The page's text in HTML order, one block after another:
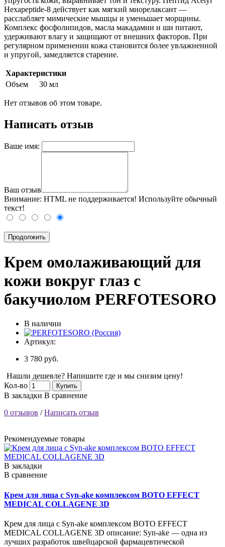
Hexapeptide-8 действует как мягкий миорелаксант —
расслабляет мимические мышцы и уменьшает морщины.
Комплекс фосфолипидов, масла макадамии и ши питают,
удерживают влагу и защищают от внешних факторов. При
регулярном применении кожа становится более увлажненной
и упругой, замедляется старение.
Характеристики
Объем
30 мл
Нет отзывов об этом товаре.
Написать отзыв
Ваше имя:
Ваш отзыв
Внимание: HTML не поддерживается! Используйте обычный
текст!
Продолжить
Крем омолаживающий для
кожи вокруг глаз с
бакучиолом PERFOTESORO
В наличии
Артикул:
3 780 руб.
Нашли дешевле? Напишите где и мы снизим цену!
Кол-во
Купить
В закладки В сравнение
0 отзывов /Написать отзыв
Рекомендуемые товары
В закладки
В сравнение
Крем для лица с Syn-ake комплексом BOTO EFFECT
MEDICAL COLLAGENE 3D
Крем для лица с Syn-ake комплексом BOTO EFFECT
MEDICAL COLLAGENE 3D описание: Syn-ake — одна из
лучших разработок швейцарской фармацевтической